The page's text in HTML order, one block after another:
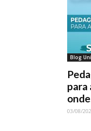
Blog
para
03/08/